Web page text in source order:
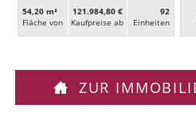
54,20 m²
Fläche von
121.984,80 €
Kaufpreise ab
92
Ein­heiten
ZUR